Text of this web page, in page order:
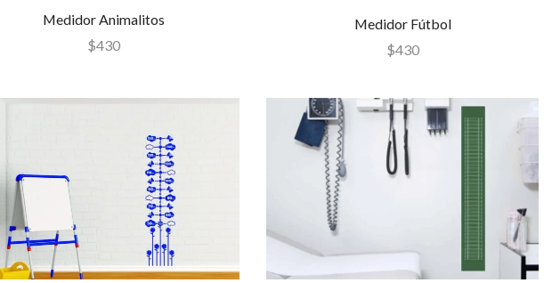
Medidor Animalitos
$430
Medidor Fútbol
$430